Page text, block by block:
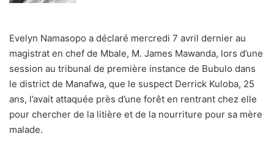
Evelyn Namasopo a déclaré mercredi 7 avril dernier au
magistrat en chef de Mbale, M. James Mawanda, lors d’une
session au tribunal de première instance de Bubulo dans
le district de Manafwa, que le suspect Derrick Kuloba, 25
ans, l’avait attaquée près d’une forêt en rentrant chez elle
pour chercher de la litière et de la nourriture pour sa mère
malade.